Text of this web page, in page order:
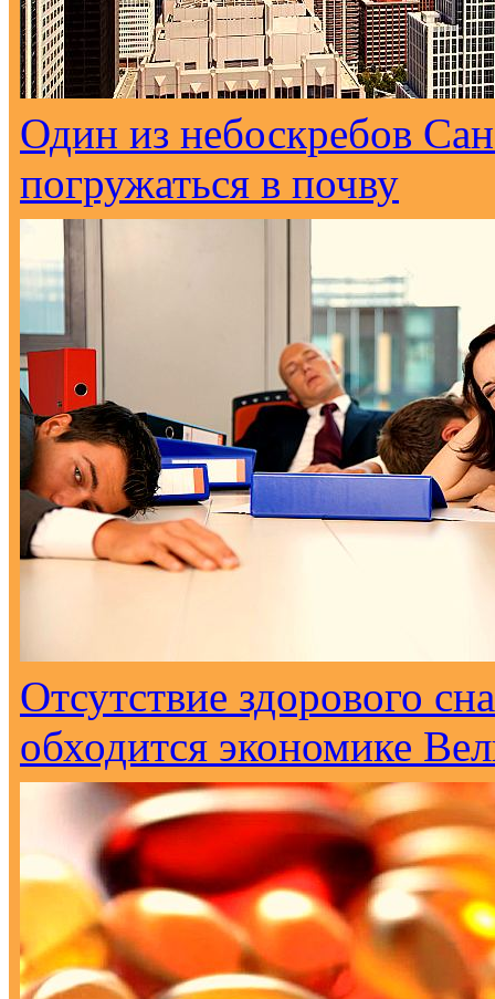
Один из небоскребов
погружаться в почву
Отсутствие здорового
обходится экономике